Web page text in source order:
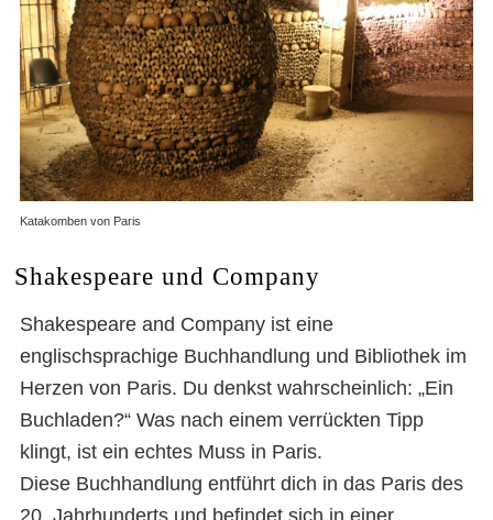
Katakomben von Paris
Shakespeare und Company
Shakespeare and Company ist eine
englischsprachige Buchhandlung und Bibliothek im
Herzen von Paris. Du denkst wahrscheinlich: „Ein
Buchladen?“ Was nach einem verrückten Tipp
klingt, ist ein echtes Muss in Paris.
Diese Buchhandlung entführt dich in das Paris des
20. Jahrhunderts und befindet sich in einer